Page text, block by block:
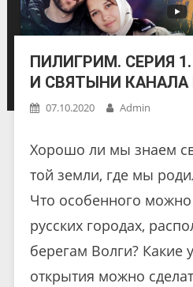
ПИЛИГРИМ. СЕРИЯ
И СВЯТЫНИ
07.10.2020 Admin
Хорошо ли мы знаем
той земли, где мы
Что особенного
русских городах,
берегам Волги? Какие
открытия можно